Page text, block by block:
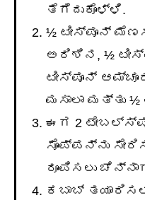
ತೆಗೆದುಕೊಳ್ಳಿ.
½ ಟೀಸ್ಪೂನ್
ಅರಿಶಿನ, ½
ಟೀಸ್ಪೂನ್
ಮಸಾಲಾ ಮತ್ತು
ಈಗ 2
ಸೊಪ್ಪನ್ನು
ರೂಪಿಸಲು
ಕಬಾಬ್